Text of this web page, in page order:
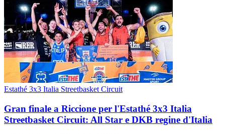
Estathé 3x3 Italia Streetbasket Circuit
Gran finale a Riccione per l'Estathé 3x3 Italia
Streetbasket Circuit: All Star e DKB regine d'Italia